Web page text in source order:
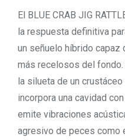
El BLUE CRAB JIG
la respuesta definitiva
un señuelo híbrido capaz
más recelosos del
la silueta de un
incorpora una cavidad
emite vibraciones
agresivo de peces como